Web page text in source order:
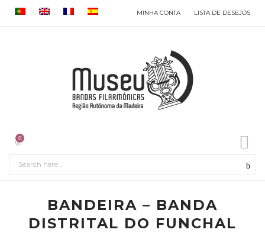
MINHA CONTA LISTA DE DESEJOS
0
BANDEIRA – BANDA
DISTRITAL DO FUNCHAL